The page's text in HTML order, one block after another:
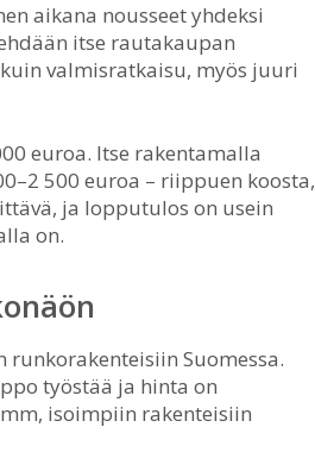
aikana nousseet yhdeksi
itse rautakaupan
valmisratkaisu, myös juuri
euroa. Itse rakentamalla
500 euroa – riippuen koosta,
ja lopputulos on usein
on.
Suomessa.
työstää ja hinta on
isoimpiin rakenteisiin